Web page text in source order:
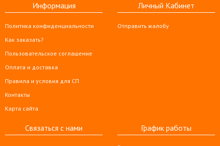
Информация
Политика конфиденциальности
Как заказать?
Пользовательское соглашение
Оплата и доставка
Правила и условия для СП
Контакты
Карта сайта
Личный Кабинет
Отправить жалобу
Связаться с нами График работы